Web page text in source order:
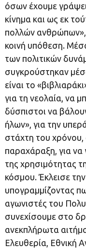
όσων έχουμε γράψει
κίνημα και ως εκ
πολλών
κοινή υπόθεση.
των πολιτικών
συγκρούστηκαν
είναι το
για τη νεολαία, να
δύσπιστοι να
ήλων», για την
στάχτη του χρόνου,
παραχάραξη, για να
της χρησιμότητας
κόσμου. Έκλεισε
υπογραμμίζοντας
αγωνιστές του
συνεχίσουμε στο
ανεκπλήρωτα
Ελευθερία, Εθνική